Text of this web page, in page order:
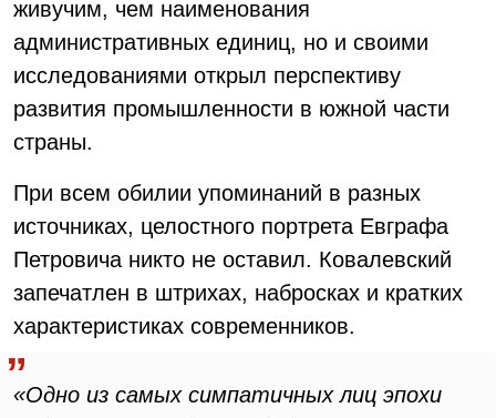
живучим, чем наименования
административных единиц, но и своими
исследованиями открыл перспективу
развития промышленности в южной части
страны.
При всем обилии упоминаний в разных
источниках, целостного портрета Евграфа
Петровича никто не оставил. Ковалевский
запечатлен в штрихах, набросках и кратких
характеристиках современников.
«Одно из самых симпатичных лиц эпохи